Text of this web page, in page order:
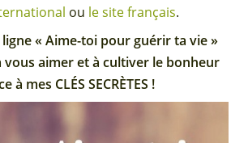
ou le site français.
« Aime-toi pour guérir ta vie »
vous aimer et à cultiver le bonheur
à mes CLÉS SECRÈTES !